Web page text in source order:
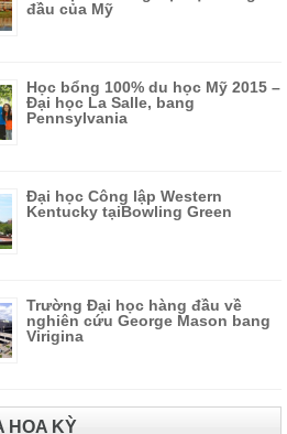
đầu của Mỹ
Học bổng 100% du học Mỹ 2015 –
Đại học La Salle, bang
Pennsylvania
Đại học Công lập Western
Kentucky tạiBowling Green
Trường Đại học hàng đầu về
nghiên cứu George Mason bang
Virigina
HOA KỲ